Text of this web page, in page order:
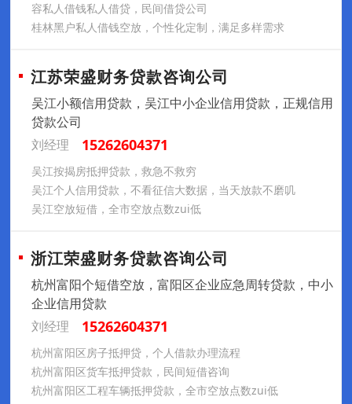
容私人借钱私人借贷，民间借贷公司
桂林黑户私人借钱空放，个性化定制，满足多样需求
江苏荣盛财务贷款咨询公司
吴江小额信用贷款，吴江中小企业信用贷款，正规信用
贷款公司
刘经理
15262604371
吴江按揭房抵押贷款，救急不救穷
吴江个人信用贷款，不看征信大数据，当天放款不磨叽
吴江空放短借，全市空放点数zui低
浙江荣盛财务贷款咨询公司
杭州富阳个短借空放，富阳区企业应急周转贷款，中小
企业信用贷款
刘经理
15262604371
杭州富阳区房子抵押贷，个人借款办理流程
杭州富阳区货车抵押贷款，民间短借咨询
杭州富阳区工程车辆抵押贷款，全市空放点数zui低